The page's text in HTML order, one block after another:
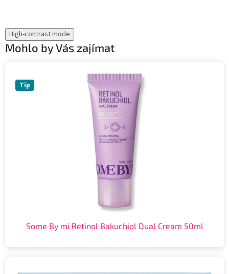
High-contrast mode
Mohlo by Vás zajímat
Tip
Some By mi Retinol Bakuchiol Dual Cream 50ml